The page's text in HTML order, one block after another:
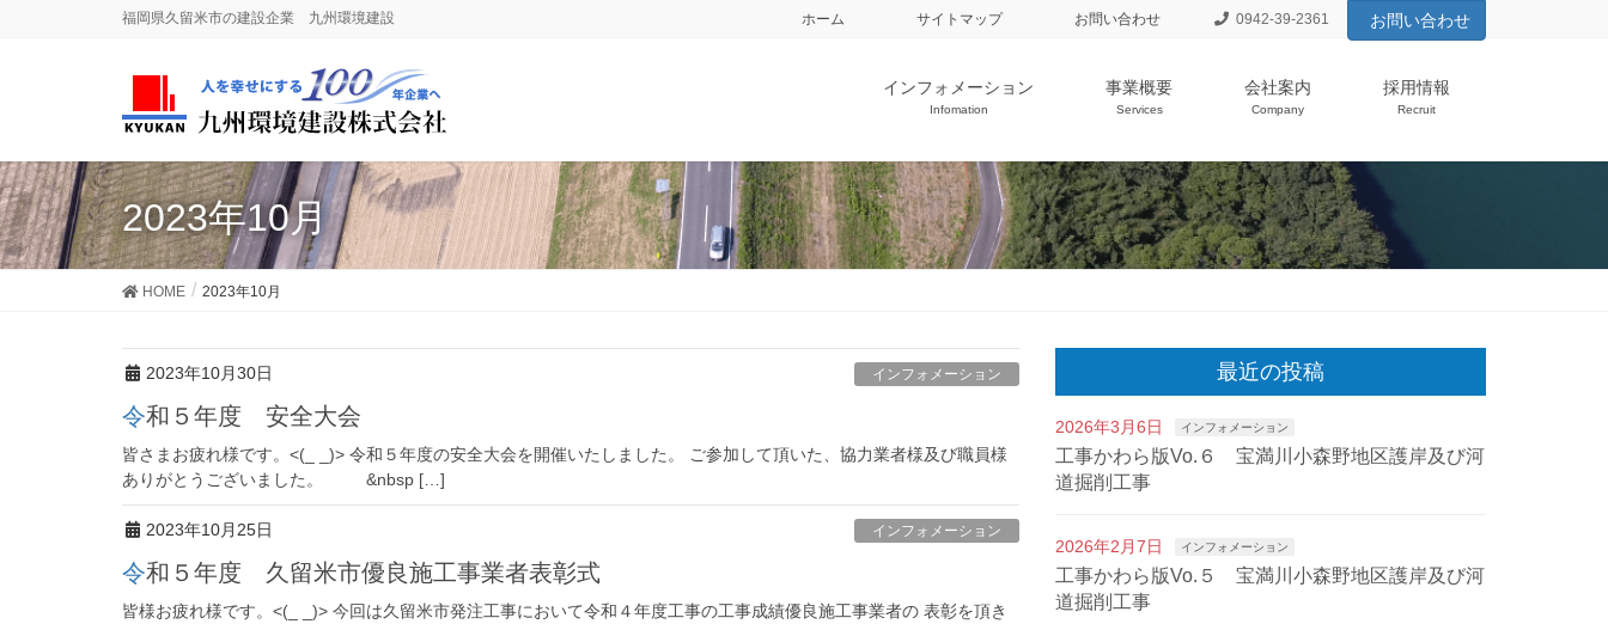
福岡県久留米市の建設企業 九州環境建設 ホーム サイトマップ お問い合わせ 0942-39-2361 お問い合わせ
インフォメーション
Infomation
事業概要
Services
会社案内
Company
採用情報
Recruit
2023年10月
HOME 2023年10月
2023年10月30日 インフォメーション
令和５年度 安全大会
皆さまお疲れ様です。<(_ _)> 令和５年度の安全大会を開催いたしました。 ご参加して頂いた、協力業者様及び職員様
ありがとうございました。 &nbsp […]
2023年10月25日 インフォメーション
令和５年度 久留米市優良施工事業者表彰式
皆様お疲れ様です。<(_ _)> 今回は久留米市発注工事において令和４年度工事の工事成績優良施工事業者の 表彰を頂き
最近の投稿
2026年3月6日 インフォメーション
工事かわら版Vo.６ 宝満川小森野地区護岸及び河
道掘削工事
2026年2月7日 インフォメーション
工事かわら版Vo.５ 宝満川小森野地区護岸及び河
道掘削工事